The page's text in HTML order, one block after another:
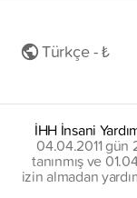
Türkçe - ₺
İHH İnsani
04.04.2011 gün
tanınmış ve
izin almadan